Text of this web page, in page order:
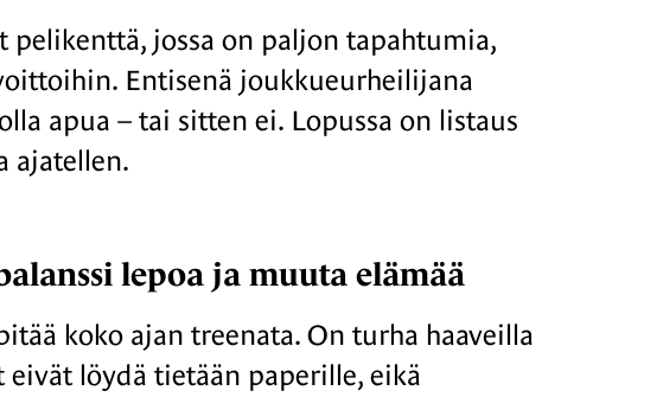
jossa on paljon tapahtumia,
Entisenä joukkueurheilijana
apua – tai sitten ei. Lopussa on listaus
ajatellen.
lepoa ja muuta elämää
koko ajan treenata. On turha haaveilla
löydä tietään paperille, eikä